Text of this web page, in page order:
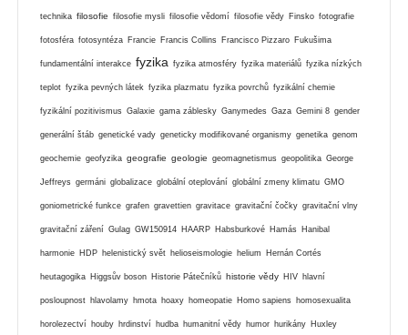
technika filosofie filosofie mysli filosofie vědomí filosofie vědy Finsko fotografie
fotosféra fotosyntéza Francie Francis Collins Francisco Pizzaro Fukušima
fundamentální interakce fyzika fyzika atmosféry fyzika materiálů fyzika nízkých
teplot fyzika pevných látek fyzika plazmatu fyzika povrchů fyzikální chemie
fyzikální pozitivismus Galaxie gama záblesky Ganymedes Gaza Gemini 8 gender
generální štáb genetické vady geneticky modifikované organismy genetika genom
geochemie geofyzika geografie geologie geomagnetismus geopolitika George
Jeffreys germáni globalizace globální oteplování globální zmeny klimatu GMO
goniometrické funkce grafen gravettien gravitace gravitační čočky gravitační vlny
gravitační záření Gulag GW150914 HAARP Habsburkové Hamás Hanibal
harmonie HDP helenistický svět helioseismologie helium Hernán Cortés
heutagogika Higgsův boson Historie Pátečníků historie vědy HIV hlavní
posloupnost hlavolamy hmota hoaxy homeopatie Homo sapiens homosexualita
horolezectví houby hrdinství hudba humanitní vědy humor hurikány Huxley